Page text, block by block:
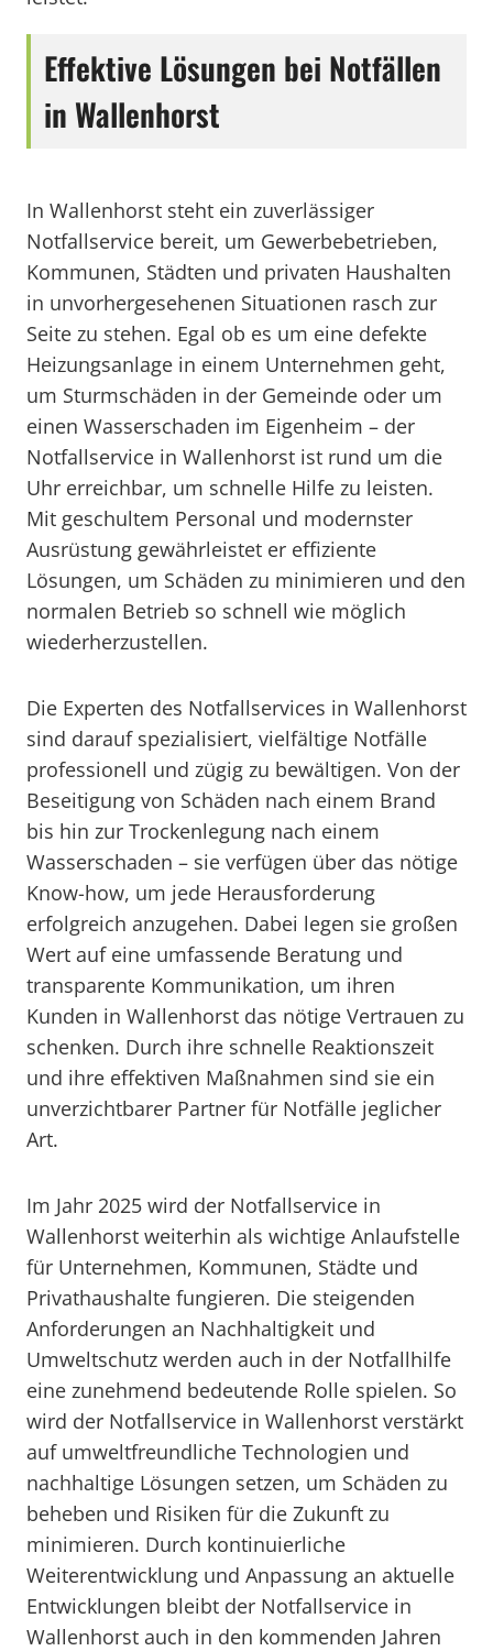
Effektive Lösungen bei Notfällen
in Wallenhorst
In Wallenhorst steht ein zuverlässiger
Notfallservice bereit, um Gewerbebetrieben,
Kommunen, Städten und privaten Haushalten
in unvorhergesehenen Situationen rasch zur
Seite zu stehen. Egal ob es um eine defekte
Heizungsanlage in einem Unternehmen geht,
um Sturmschäden in der Gemeinde oder um
einen Wasserschaden im Eigenheim – der
Notfallservice in Wallenhorst ist rund um die
Uhr erreichbar, um schnelle Hilfe zu leisten.
Mit geschultem Personal und modernster
Ausrüstung gewährleistet er effiziente
Lösungen, um Schäden zu minimieren und den
normalen Betrieb so schnell wie möglich
wiederherzustellen.
Die Experten des Notfallservices in Wallenhorst
sind darauf spezialisiert, vielfältige Notfälle
professionell und zügig zu bewältigen. Von der
Beseitigung von Schäden nach einem Brand
bis hin zur Trockenlegung nach einem
Wasserschaden – sie verfügen über das nötige
Know-how, um jede Herausforderung
erfolgreich anzugehen. Dabei legen sie großen
Wert auf eine umfassende Beratung und
transparente Kommunikation, um ihren
Kunden in Wallenhorst das nötige Vertrauen zu
schenken. Durch ihre schnelle Reaktionszeit
und ihre effektiven Maßnahmen sind sie ein
unverzichtbarer Partner für Notfälle jeglicher
Art.
Im Jahr 2025 wird der Notfallservice in
Wallenhorst weiterhin als wichtige Anlaufstelle
für Unternehmen, Kommunen, Städte und
Privathaushalte fungieren. Die steigenden
Anforderungen an Nachhaltigkeit und
Umweltschutz werden auch in der Notfallhilfe
eine zunehmend bedeutende Rolle spielen. So
wird der Notfallservice in Wallenhorst verstärkt
auf umweltfreundliche Technologien und
nachhaltige Lösungen setzen, um Schäden zu
beheben und Risiken für die Zukunft zu
minimieren. Durch kontinuierliche
Weiterentwicklung und Anpassung an aktuelle
Entwicklungen bleibt der Notfallservice in
Wallenhorst auch in den kommenden Jahren